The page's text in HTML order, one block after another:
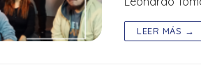
LEER MÁS →